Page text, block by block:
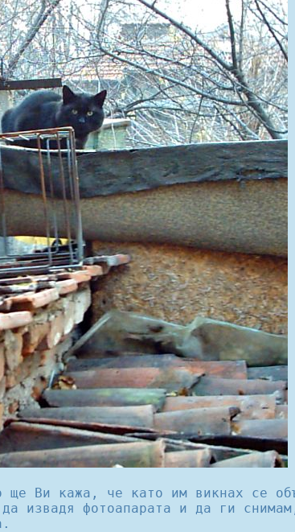
Ви кажа, че като им викнах се
извадя фотоапарата и да ги